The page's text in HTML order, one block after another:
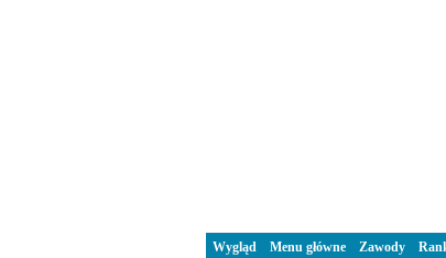
Wygląd Menu główne Zawody